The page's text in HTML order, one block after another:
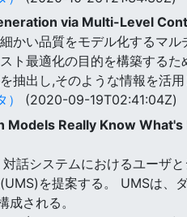
via Multi-Level
かい品質をモデル化するマ
ト最適化の目的を構築する
抽出し,そのような情報を活用
(2020-09-19T02:41:04Z)
Models Really Know
話システムにおけるユーザ
を提案する。 UMSは、
される。